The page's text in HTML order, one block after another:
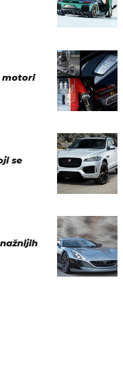
motori
se